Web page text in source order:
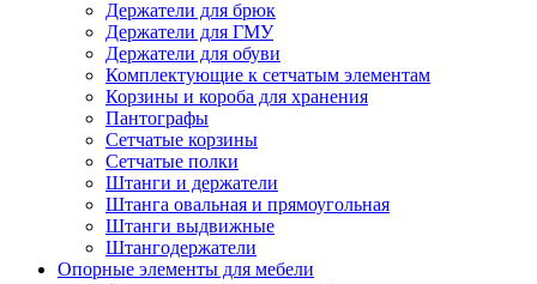
Держатели для брюк
Держатели для ГМУ
Держатели для обуви
Комплектующие к сетчатым элементам
Корзины и короба для хранения
Пантографы
Сетчатые корзины
Сетчатые полки
Штанги и держатели
Штанга овальная и прямоугольная
Штанги выдвижные
Штангодержатели
Опорные элементы для мебели